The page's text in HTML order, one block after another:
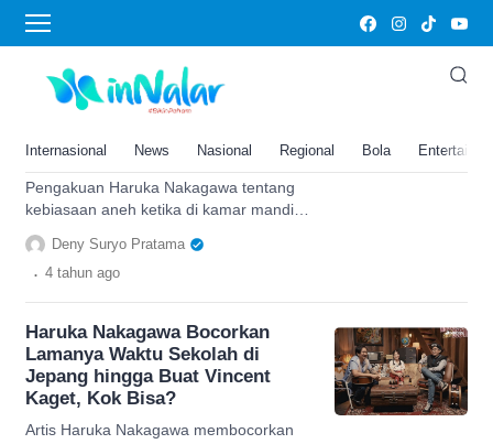
Internasional News Nasional Regional Bola
Haruka
Haruka Nakagawa Ternyata
Punya Kebiasaan Aneh saat di
Sulit Dipercaya
Pengakuan Haruka Nakagawa tentang
kebiasaan aneh ketika di kamar mandi,
cari tau selengkapnya di sini.
Deny Suryo Pratama
. 4 tahun ago
Haruka Nakagawa Bocorkan
Lamanya Waktu Sekolah di
Jepang hingga Buat Vincent
Kaget, Kok Bisa?
Artis Haruka Nakagawa membocorkan